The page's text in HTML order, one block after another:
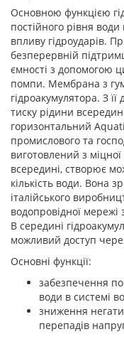
Основною функцією
постійного рівня
впливу гідроударів.
безперервній
ємності з допомогою
помпи. Мембрана з
гідроакумулятора. З
тиску рідини
горизонтальний
промислового та
виготовлений з
всередині, створює
кількість води. Вона
італійського
водопровідної
В середині
можливий доступ
Основні функції:
забезпечення
води в системі
зниження
перепадів